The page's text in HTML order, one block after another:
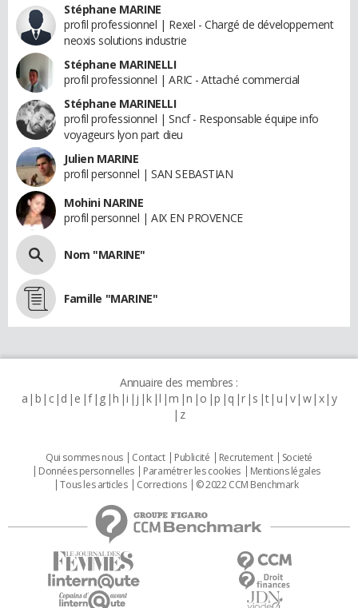
Stéphane MARINE
profil professionnel | Rexel - Chargé de développement
neoxis solutions industrie
Stéphane MARINELLI
profil professionnel | ARIC - Attaché commercial
Stéphane MARINELLI
profil professionnel | Sncf - Responsable équipe info
voyageurs lyon part dieu
Julien MARINE
profil personnel | SAN SEBASTIAN
Mohini NARINE
profil personnel | AIX EN PROVENCE
Nom "MARINE"
Famille "MARINE"
Annuaire des membres :
a b c d e f g h i j k l m n o p q r s t u v w x y
z
Qui sommes nous Contact Publicité Recrutement
Societé
Données personnelles
Paramétrer les cookies
Mentions légales
Tous les articles
Corrections © 2022 CCM Benchmark